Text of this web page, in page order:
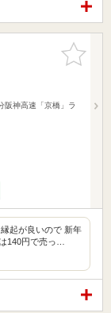
お気に入
りに追加
阪神高速「京橋」ラ
起が良いので 新年
140円で売っ…